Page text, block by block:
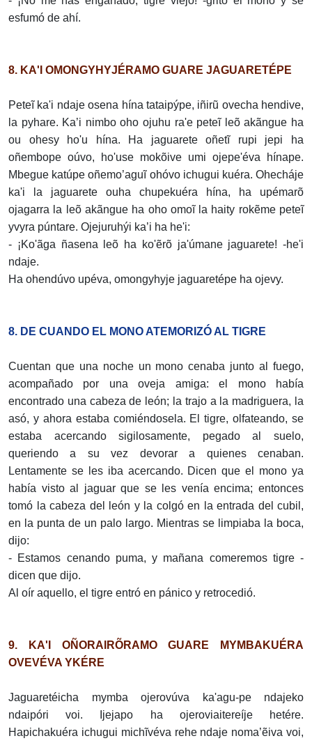
esfumó de ahí.
8. KA'I OMONGYHYJÉRAMO GUARE JAGUARETÉPE
Peteĩ ka'i ndaje osena hína tataipýpe, iñirũ ovecha hendive,
la pyhare. Ka’i nimbo oho ojuhu ra'e peteĩ leõ akãngue ha
ou ohesy ho'u hína. Ha jaguarete oñetĩ rupi jepi ha
oñembope oúvo, ho'use mokõive umi ojepe'éva hínape.
Mbegue katúpe oñemo’aguĩ ohóvo ichugui kuéra. Ohecháje
ka'i la jaguarete ouha chupekuéra hína, ha upémarõ
ojagarra la leõ akãngue ha oho omoĩ la haity rokẽme peteĩ
yvyra púntare. Ojejuruhýi ka’i ha he'i:
- ¡Ko'ãga ñasena leõ ha ko'ẽrõ ja'úmane jaguarete! -he'i
ndaje.
Ha ohendúvo upéva, omongyhyje jaguaretépe ha ojevy.
8. DE CUANDO EL MONO ATEMORIZÓ AL TIGRE
Cuentan que una noche un mono cenaba junto al fuego,
acompañado por una oveja amiga: el mono había
encontrado una cabeza de león; la trajo a la madriguera, la
asó, y ahora estaba comiéndosela. El tigre, olfateando, se
estaba acercando sigilosamente, pegado al suelo,
queriendo a su vez devorar a quienes cenaban.
Lentamente se les iba acercando. Dicen que el mono ya
había visto al jaguar que se les venía encima; entonces
tomó la cabeza del león y la colgó en la entrada del cubil,
en la punta de un palo largo. Mientras se limpiaba la boca,
dijo:
- Estamos cenando puma, y mañana comeremos tigre -
dicen que dijo.
Al oír aquello, el tigre entró en pánico y retrocedió.
9. KA'I OÑORAIRÕRAMO GUARE MYMBAKUÉRA
OVEVÉVA YKÉRE
Jaguaretéicha mymba ojerovúva ka'agu-pe ndajeko
ndaipóri voi. Ijejapo ha ojeroviaitereíje hetére.
Hapichakuéra ichugui michĩvéva rehe ndaje noma’ẽiva voi,